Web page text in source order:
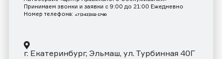
Принимаем звонки и заявки с 9:00 до 21:00 Ежедневно
Номер телефона: +7 (343)302-17-80
г. Екатеринбург, Эльмаш, ул. Турбинная 40Г